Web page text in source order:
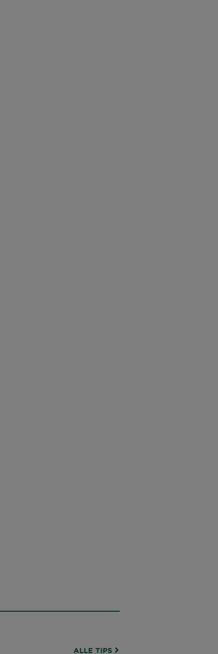
ALLE TIPS